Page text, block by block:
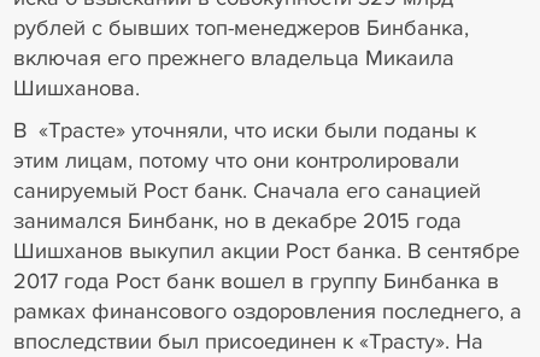
рублей с бывших топ-менеджеров Бинбанка,
включая его прежнего владельца Микаила
Шишханова.
В «Трасте» уточняли, что иски были поданы к
этим лицам, потому что они контролировали
санируемый Рост банк. Сначала его санацией
занимался Бинбанк, но в декабре 2015 года
Шишханов выкупил акции Рост банка. В сентябре
2017 года Рост банк вошел в группу Бинбанка в
рамках финансового оздоровления последнего, а
впоследствии был присоединен к «Трасту». На